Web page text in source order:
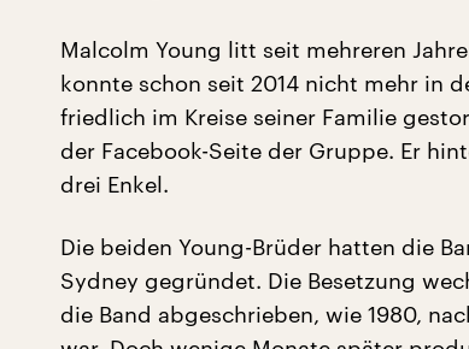
Malcolm Young litt seit mehreren
konnte schon seit 2014 nicht mehr in
friedlich im Kreise seiner Familie
der Facebook-Seite der Gruppe. Er
drei Enkel.
Die beiden Young-Brüder hatten die
Sydney gegründet. Die Besetzung
die Band abgeschrieben, wie 1980,